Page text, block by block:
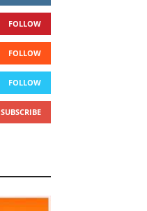
FOLLOW
FOLLOW
FOLLOW
SUBSCRIBE